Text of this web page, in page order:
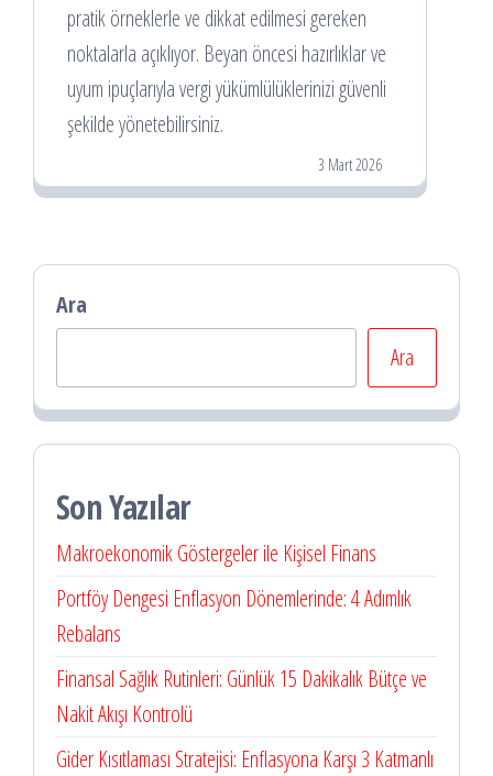
pratik örneklerle ve dikkat edilmesi gereken
noktalarla açıklıyor. Beyan öncesi hazırlıklar ve
uyum ipuçlarıyla vergi yükümlülüklerinizi güvenli
şekilde yönetebilirsiniz.
3 Mart 2026
Ara
Ara
Son Yazılar
Makroekonomik Göstergeler ile Kişisel Finans
Portföy Dengesi Enflasyon Dönemlerinde: 4 Adımlık
Rebalans
Finansal Sağlık Rutinleri: Günlük 15 Dakikalık Bütçe ve
Nakit Akışı Kontrolü
Gider Kısıtlaması Stratejisi: Enflasyona Karşı 3 Katmanlı